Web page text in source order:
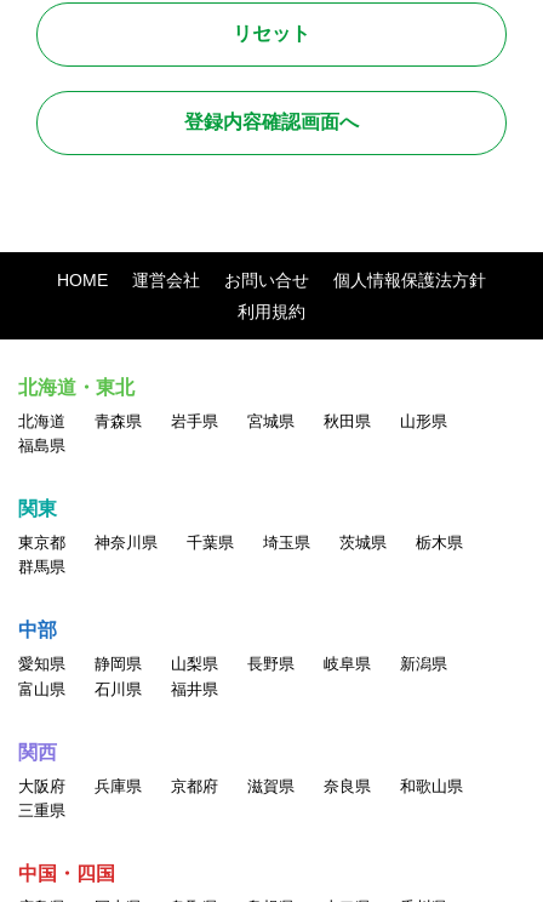
●禁止行為
本サービス利用に関しまして、全てのユーザが法令に則って安
全且つ快適に取引を行って頂くために、以下に定める行為を禁
る行為
・他のユーザのアクセスまたは操作を妨害する行為
・サイト運営またはネットワーク・システムを妨害する行為
権、その他の権利を侵害する行為
・他のユーザに対する中傷、脅迫、いやがらせ、その他経済的
もしくは精神的損害または不利益を与える行為
・ポルノ、ヌード画像、その他一般の方が不快に感ずる画像、
言葉、その他の表現の掲載
・情報を改ざん・消去する行為、または事実に反する情報を送
・自分以外の人物を名乗ったり、代理権がないにもかかわらず
会社などの組織を名乗ったり、または他の人 物や組織と提
携、協力関係にあると偽ったりする行為。
・当サービスに関わる記載について、無断でそのコピー、複
製、アップロード、掲示、伝送、配布等をする行為
・同じアカウントを複数人で利用する行為
・その他公序良俗、一般常識に反する行為、当社が不適切と判
HOME 運営会社 お問い合せ
個人情報保護法方針
利用規約
北海道・東北
北海道 青森県 岩手県 宮城県 秋田県
山形県
福島県
関東
東京都 神奈川県 千葉県 埼玉県 茨城県
栃木県
群馬県
中部
愛知県 静岡県 山梨県 長野県 岐阜県
新潟県
富山県
石川県 福井県
関西
大阪府 兵庫県 京都府 滋賀県 奈良県
和歌山県
三重県
中国・四国